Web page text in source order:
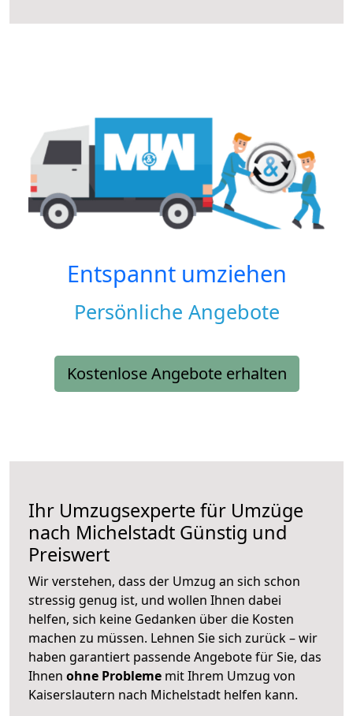
Entspannt umziehen
Persönliche Angebote
Kostenlose Angebote erhalten
Ihr Umzugsexperte für Umzüge
nach Michelstadt Günstig und
Preiswert
Wir verstehen, dass der Umzug an sich schon
stressig genug ist, und wollen Ihnen dabei
helfen, sich keine Gedanken über die Kosten
machen zu müssen. Lehnen Sie sich zurück – wir
haben garantiert passende Angebote für Sie, das
Ihnen ohne Probleme mit Ihrem Umzug von
Kaiserslautern nach Michelstadt helfen kann.